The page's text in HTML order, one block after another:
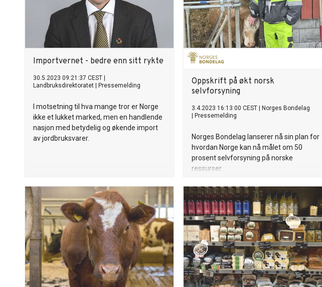
Importvernet - bedre enn sitt rykte
30.5.2023 09:21:37 CEST
Landbruksdirektoratet
Pressemelding
I motsetning til hva mange tror er Norge
ikke et lukket marked, men en handlende
nasjon med betydelig og økende import
av jordbruksvarer.
Oppskrift på økt norsk
selvforsyning
3.4.2023 16:13:00 CEST
Norges Bondelag
Pressemelding
Norges Bondelag lanserer nå sin plan for
hvordan Norge kan nå målet om 50
prosent selvforsyning på norske
ressurser.